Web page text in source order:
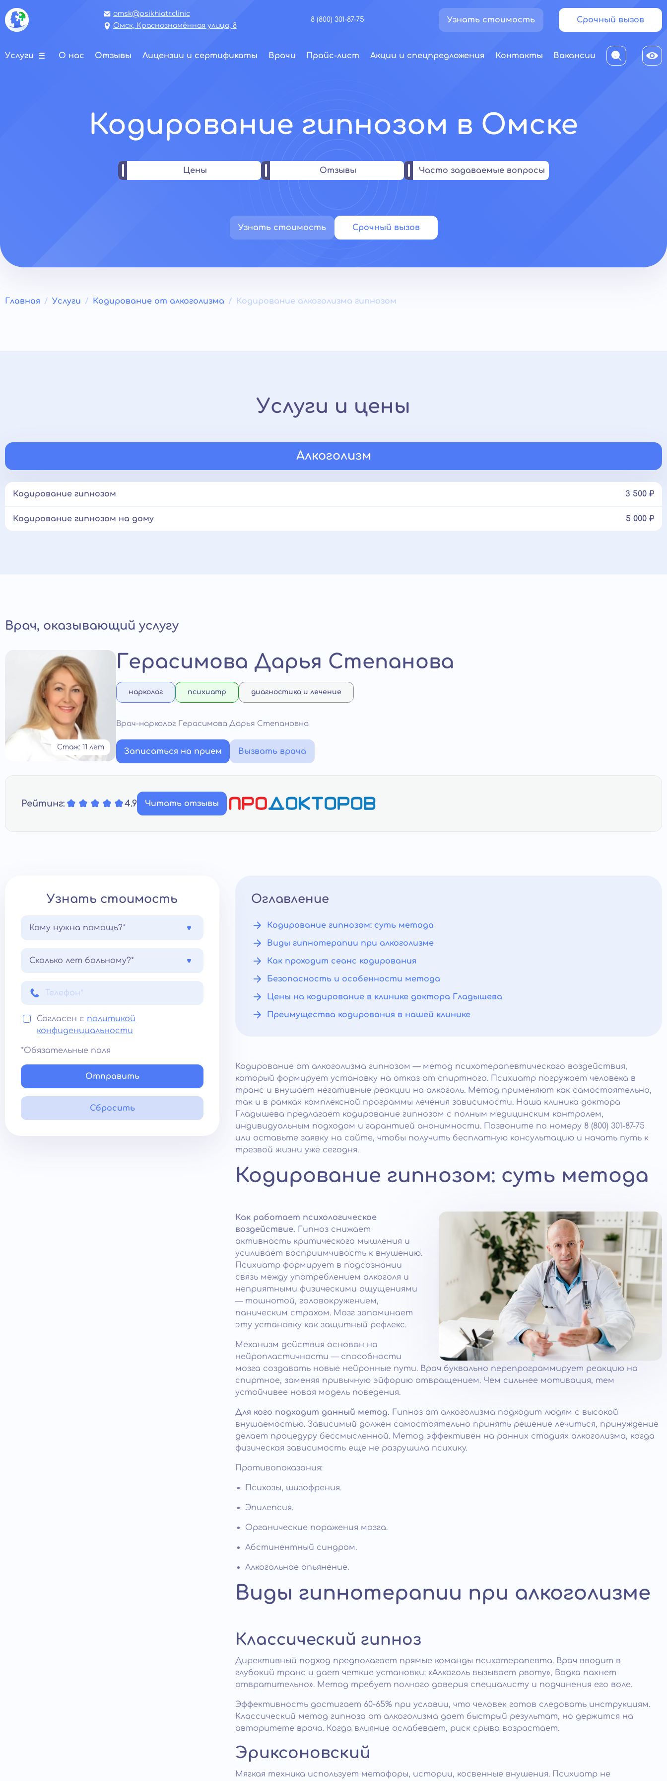
omsk@psikhiatr.clinic
Омск, Краснознамённая улица, 8
8 (800) 301-87-75 Узнать стоимость Срочный вызов
Услуги О нас Отзывы Лицензии и сертификаты Врачи Прайс-лист Акции и спецпредложения Контакты Вакансии
Кодирование гипнозом в Омске
Цены Отзывы Часто задаваемые вопросы
Узнать стоимость Срочный вызов
Главная Услуги Кодирование от алкоголизма Кодирование алкоголизма гипнозом
Услуги и цены
Алкоголизм
Кодирование гипнозом 3 500 ₽
Кодирование гипнозом на дому 5 000 ₽
Врач, оказывающий услугу
Стаж: 11 лет
Герасимова Дарья Степанова
нарколог психиатр диагностика и лечение
Врач-нарколог Герасимова Дарья Степановна
Записаться на прием Вызвать врача
Рейтинг: 4.9 Читать отзывы
Узнать стоимость
Кому нужна помощь?*
Сколько лет больному?*
Согласен с политикой
конфиденциальности
*Обязательные поля
Отправить
Сбросить
Оглавление
Кодирование гипнозом: суть метода
Виды гипнотерапии при алкоголизме
Как проходит сеанс кодирования
Безопасность и особенности метода
Цены на кодирование в клинике доктора Гладышева
Преимущества кодирования в нашей клинике
Кодирование от алкоголизма гипнозом — метод психотерапевтического воздействия,
который формирует установку на отказ от спиртного. Психиатр погружает человека в
транс и внушает негативные реакции на алкоголь. Метод применяют как самостоятельно,
так и в рамках комплексной программы лечения зависимости. Наша клиника доктора
Гладышева предлагает кодирование гипнозом с полным медицинским контролем,
индивидуальным подходом и гарантией анонимности. Позвоните по номеру 8 (800) 301-87-75
или оставьте заявку на сайте, чтобы получить бесплатную консультацию и начать путь к
трезвой жизни уже сегодня.
Кодирование гипнозом: суть метода
Как работает психологическое
воздействие. Гипноз снижает
активность критического мышления и
усиливает восприимчивость к внушению.
Психиатр формирует в подсознании
связь между употреблением алкоголя и
неприятными физическими ощущениями
— тошнотой, головокружением,
паническим страхом. Мозг запоминает
эту установку как защитный рефлекс.
Механизм действия основан на
нейропластичности — способности
мозга создавать новые нейронные пути. Врач буквально перепрограммирует реакцию на
спиртное, заменяя привычную эйфорию отвращением. Чем сильнее мотивация, тем
устойчивее новая модель поведения.
Для кого подходит данный метод. Гипноз от алкоголизма подходит людям с высокой
внушаемостью. Зависимый должен самостоятельно принять решение лечиться, принуждение
делает процедуру бессмысленной. Метод эффективен на ранних стадиях алкоголизма, когда
физическая зависимость еще не разрушила психику.
Противопоказания:
Психозы, шизофрения.
Эпилепсия.
Органические поражения мозга.
Абстинентный синдром.
Алкогольное опьянение.
Виды гипнотерапии при алкоголизме
Классический гипноз
Директивный подход предполагает прямые команды психотерапевта. Врач вводит в
глубокий транс и дает четкие установки: «Алкоголь вызывает рвоту», Водка пахнет
отвратительно». Метод требует полного доверия специалисту и подчинения его воле.
Эффективность достигает 60-65% при условии, что человек готов следовать инструкциям.
Классический метод гипноза от алкоголизма дает быстрый результат, но держится на
авторитете врача. Когда влияние ослабевает, риск срыва возрастает.
Эриксоновский
Мягкая техника использует метафоры, истории, косвенные внушения. Психиатр не